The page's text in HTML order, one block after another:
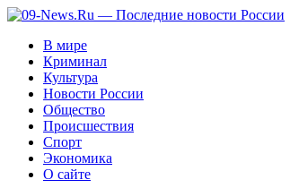
В мире
Криминал
Культура
Новости России
Общество
Происшествия
Спорт
Экономика
О сайте